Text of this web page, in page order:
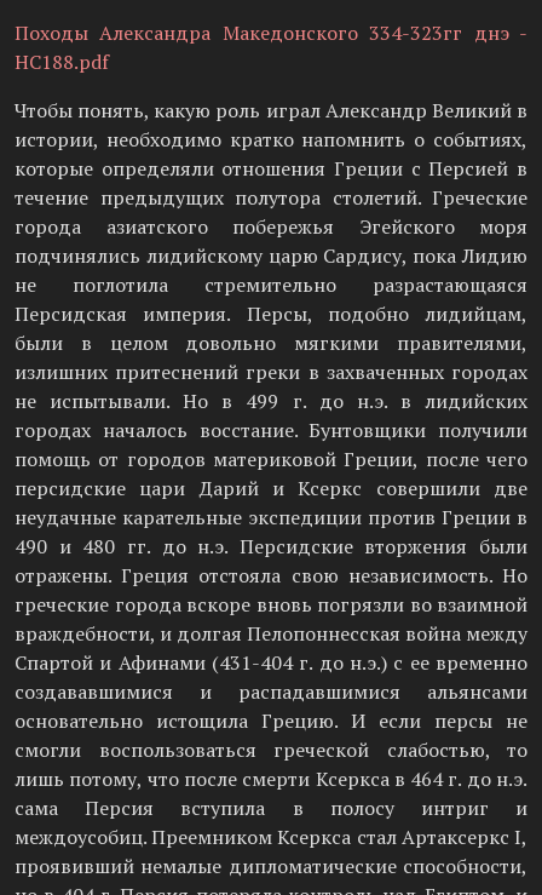
Походы Александра Македонского 334-323гг днэ -
НС188.pdf
Чтобы понять, какую роль играл Александр Великий в
истории, необходимо кратко напомнить о событиях,
которые определяли отношения Греции с Персией в
течение предыдущих полутора столетий. Греческие
города азиатского побережья Эгейского моря
подчинялись лидийскому царю Сардису, пока Лидию
не поглотила стремительно разрастающаяся
Персидская империя. Персы, подобно лидийцам,
были в целом довольно мягкими правителями,
излишних притеснений греки в захваченных городах
не испытывали. Но в 499 г. до н.э. в лидийских
городах началось восстание. Бунтовщики получили
помощь от городов материковой Греции, после чего
персидские цари Дарий и Ксеркс совершили две
неудачные карательные экспедиции против Греции в
490 и 480 гг. до н.э. Персидские вторжения были
отражены. Греция отстояла свою независимость. Но
греческие города вскоре вновь погрязли во взаимной
враждебности, и долгая Пелопоннесская война между
Спартой и Афинами (431-404 г. до н.э.) с ее временно
создававшимися и распадавшимися альянсами
основательно истощила Грецию. И если персы не
смогли воспользоваться греческой слабостью, то
лишь потому, что после смерти Ксеркса в 464 г. до н.э.
сама Персия вступила в полосу интриг и
междоусобиц. Преемником Ксеркса стал Артаксеркс I,
проявивший немалые дипломатические способности,